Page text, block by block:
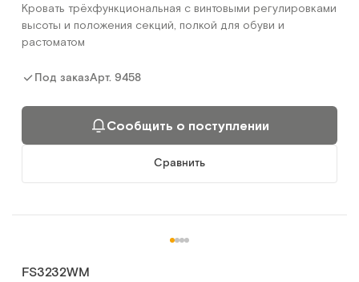
Кровать трёхфункциональная с винтовыми регулировками
высоты и положения секций, полкой для обуви и
растоматом
Под заказАрт. 9458
Сообщить о поступлении
Сравнить
FS3232WМ